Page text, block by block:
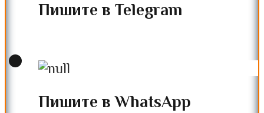
Пишите в Telegram
Пишите в WhatsApp